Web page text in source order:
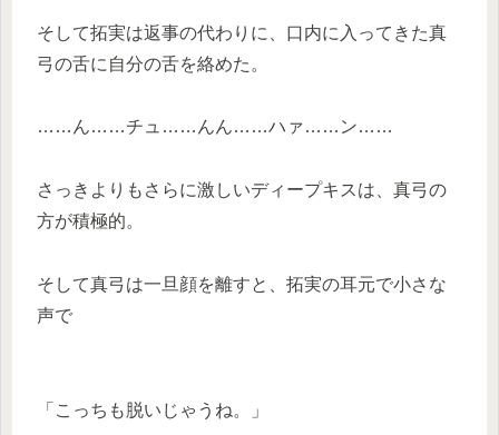
そして拓実は返事の代わりに、口内に入ってきた真
弓の舌に自分の舌を絡めた。
……ん……チュ……んん……ハァ……ン……
さっきよりもさらに激しいディープキスは、真弓の
方が積極的。
そして真弓は一旦顔を離すと、拓実の耳元で小さな
声で
「こっちも脱いじゃうね。」